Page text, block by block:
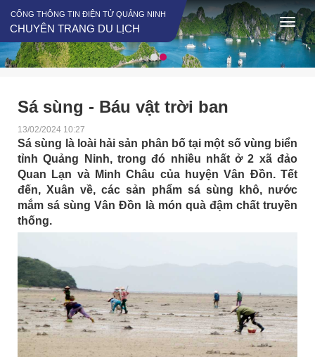
CỔNG THÔNG TIN ĐIỆN TỬ QUẢNG NINH
CHUYÊN TRANG DU LỊCH
Sá sùng - Báu vật trời ban
13/02/2024 10:27
Sá sùng là loài hải sản phân bố tại một số vùng biển
tỉnh Quảng Ninh, trong đó nhiều nhất ở 2 xã đảo
Quan Lạn và Minh Châu của huyện Vân Đồn. Tết
đến, Xuân về, các sản phẩm sá sùng khô, nước
mắm sá sùng Vân Đồn là món quà đậm chất truyền
thống.